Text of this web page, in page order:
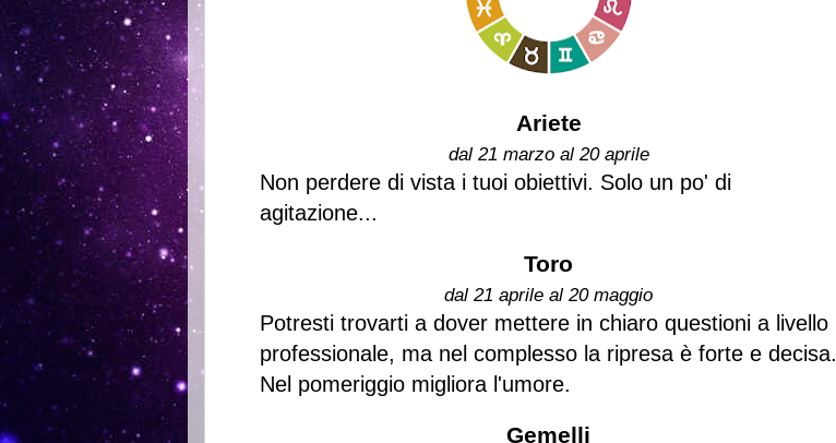
Ariete
dal 21 marzo al 20 aprile
Non perdere di vista i tuoi obiettivi. Solo un po' di
agitazione...
Toro
dal 21 aprile al 20 maggio
Potresti trovarti a dover mettere in chiaro questioni a livello
professionale, ma nel complesso la ripresa è forte e decisa.
Nel pomeriggio migliora l'umore.
Gemelli